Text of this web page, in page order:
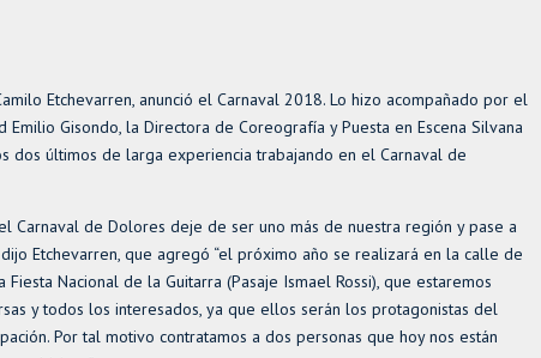
Etchevarren, anunció el Carnaval 2018. Lo hizo acompañado por el
Gisondo, la Directora de Coreografía y Puesta en Escena Silvana
dos últimos de larga experiencia trabajando en el Carnaval de
Carnaval de Dolores deje de ser uno más de nuestra región y pase a
Etchevarren, que agregó “el próximo año se realizará en la calle de
Nacional de la Guitarra (Pasaje Ismael Rossi), que estaremos
y todos los interesados, ya que ellos serán los protagonistas del
Por tal motivo contratamos a dos personas que hoy nos están